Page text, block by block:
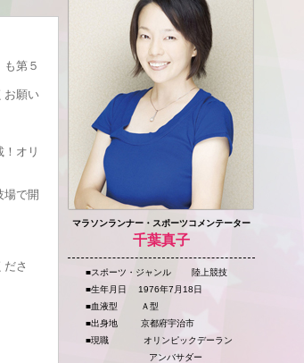
第５
お願い
オリ
場で開
さ
マラソンランナー・スポーツコメンテーター
千葉真子
■スポーツ・ジャンル 陸上競技
■生年月日 1976年7月18日
■血液型 Ａ型
■出身地 京都府宇治市
■現職 オリンピックデーラン
アンバサダー